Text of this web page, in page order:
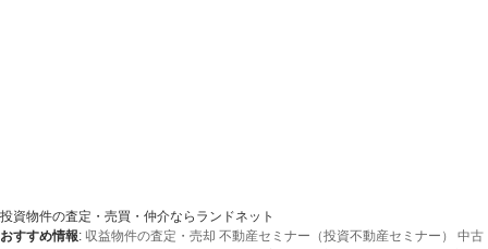
投資物件の査定・売買・仲介ならランドネット
おすすめ情報: 収益物件の査定・売却 不動産セミナー（投資不動産セミナー）
中古